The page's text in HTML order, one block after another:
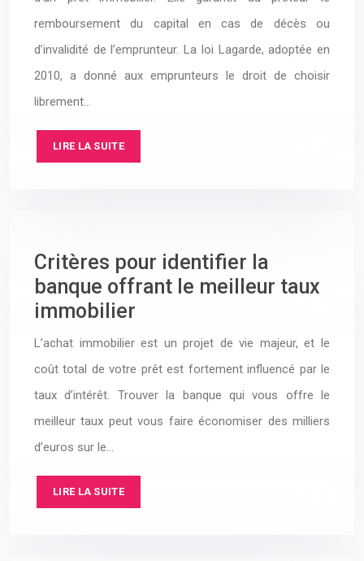
remboursement du capital en cas de décès ou
d’invalidité de l’emprunteur. La loi Lagarde, adoptée en
2010, a donné aux emprunteurs le droit de choisir
librement…
LIRE LA SUITE
Critères pour identifier la
banque offrant le meilleur taux
immobilier
L’achat immobilier est un projet de vie majeur, et le
coût total de votre prêt est fortement influencé par le
taux d’intérêt. Trouver la banque qui vous offre le
meilleur taux peut vous faire économiser des milliers
d’euros sur le…
LIRE LA SUITE